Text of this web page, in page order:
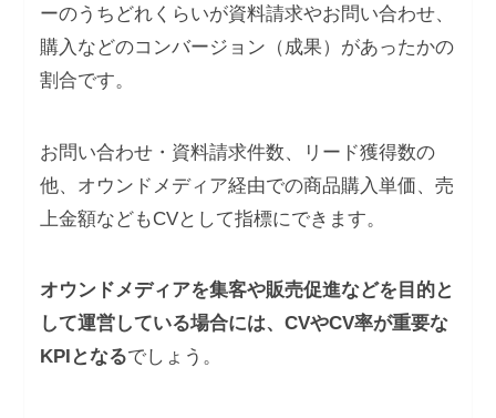
ーのうちどれくらいが資料請求やお問い合わせ、
購入などのコンバージョン（成果）があったかの
割合です。
お問い合わせ・資料請求件数、リード獲得数の
他、オウンドメディア経由での商品購入単価、売
上金額などもCVとして指標にできます。
オウンドメディアを集客や販売促進などを目的と
して運営している場合には、CVやCV率が重要な
KPIとなるでしょう。